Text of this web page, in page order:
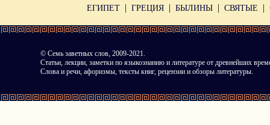
ЕГИПЕТ | ГРЕЦИЯ | БЫЛИНЫ | СВЯТЫЕ |
© Семь заветных слов, 2009-2021.
Статьи, лекции, заметки по языкознанию и литературе от древнейших
Слова и речи, афоризмы, тексты книг, рецензии и обзоры литературы.